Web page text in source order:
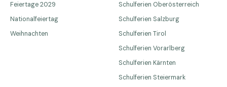
Feiertage 2029
Nationalfeiertag
Weihnachten
Schulferien Oberösterreich
Schulferien Salzburg
Schulferien Tirol
Schulferien Vorarlberg
Schulferien Kärnten
Schulferien Steiermark